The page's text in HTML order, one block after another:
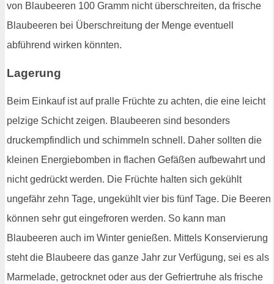
von Blaubeeren 100 Gramm nicht überschreiten, da frische
Blaubeeren bei Überschreitung der Menge eventuell
abführend wirken könnten.
Lagerung
Beim Einkauf ist auf pralle Früchte zu achten, die eine leicht
pelzige Schicht zeigen. Blaubeeren sind besonders
druckempfindlich und schimmeln schnell. Daher sollten die
kleinen Energiebomben in flachen Gefäßen aufbewahrt und
nicht gedrückt werden. Die Früchte halten sich gekühlt
ungefähr zehn Tage, ungekühlt vier bis fünf Tage. Die Beeren
können sehr gut eingefroren werden. So kann man
Blaubeeren auch im Winter genießen. Mittels Konservierung
steht die Blaubeere das ganze Jahr zur Verfügung, sei es als
Marmelade, getrocknet oder aus der Gefriertruhe als frische